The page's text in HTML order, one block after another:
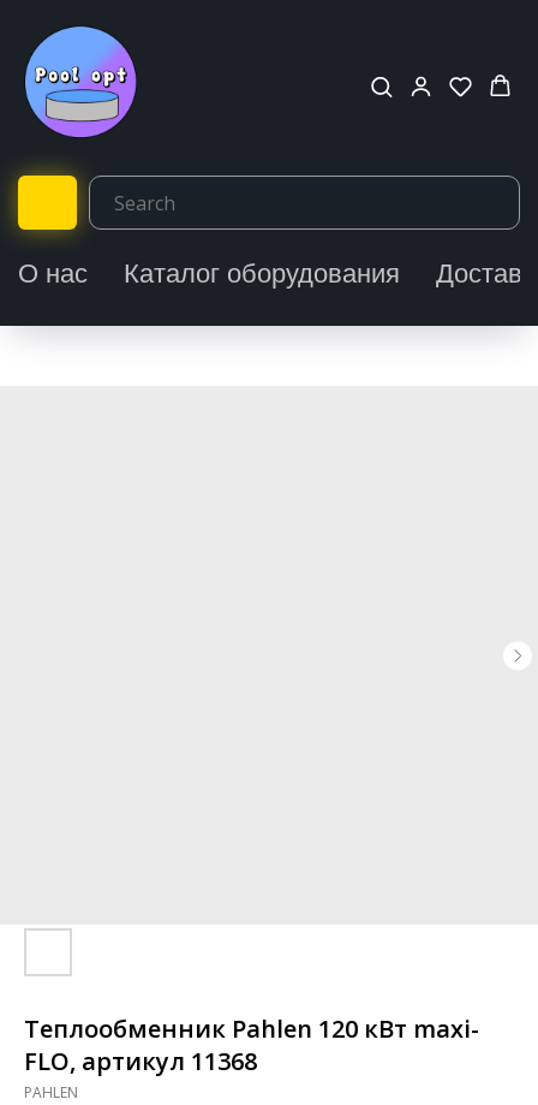
О нас Каталог оборудования
Теплообменник Pahlen 120 кВт maxi-
FLO, артикул 11368
PAHLEN